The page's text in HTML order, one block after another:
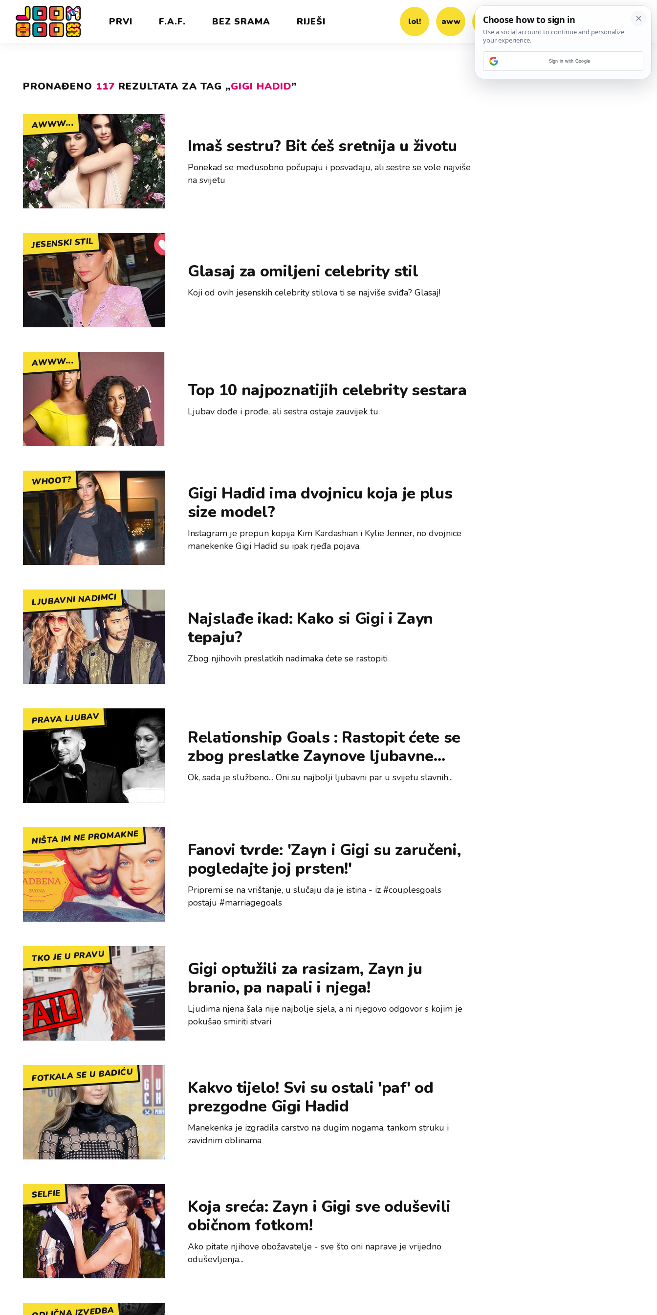
PRVI F.A.F. BEZ SRAMA RIJEŠI lol! aww vrh! woot?!
PRONAĐENO 117 REZULTATA ZA TAG „GIGI HADID”
AWWW...
Imaš sestru? Bit ćeš sretnija u životu
Ponekad se međusobno počupaju i posvađaju, ali sestre se vole najviše
na svijetu
JESENSKI STIL
Glasaj za omiljeni celebrity stil
Koji od ovih jesenskih celebrity stilova ti se najviše sviđa? Glasaj!
AWWW...
Top 10 najpoznatijih celebrity sestara
Ljubav dođe i prođe, ali sestra ostaje zauvijek tu.
WHOOT?
Gigi Hadid ima dvojnicu koja je plus
size model?
Instagram je prepun kopija Kim Kardashian i Kylie Jenner, no dvojnice
manekenke Gigi Hadid su ipak rjeđa pojava.
LJUBAVNI NADIMCI
Najslađe ikad: Kako si Gigi i Zayn
tepaju?
Zbog njihovih preslatkih nadimaka ćete se rastopiti
PRAVA LJUBAV
Relationship Goals : Rastopit ćete se
zbog preslatke Zaynove ljubavne
izjave!
Ok, sada je službeno... Oni su najbolji ljubavni par u svijetu slavnih...
NIŠTA IM NE PROMAKNE
Fanovi tvrde: 'Zayn i Gigi su zaručeni,
pogledajte joj prsten!'
Pripremi se na vrištanje, u slučaju da je istina - iz #couplesgoals
postaju #marriagegoals
TKO JE U PRAVU
Gigi optužili za rasizam, Zayn ju
branio, pa napali i njega!
Ljudima njena šala nije najbolje sjela, a ni njegovo odgovor s kojim je
pokušao smiriti stvari
FOTKALA SE U BADIĆU
Kakvo tijelo! Svi su ostali 'paf' od
prezgodne Gigi Hadid
Manekenka je izgradila carstvo na dugim nogama, tankom struku i
zavidnim oblinama
SELFIE
Koja sreća: Zayn i Gigi sve oduševili
običnom fotkom!
Ako pitate njihove obožavatelje - sve što oni naprave je vrijedno
oduševljenja...
Sign in with Google